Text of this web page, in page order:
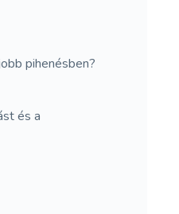
pihenésben?
és a